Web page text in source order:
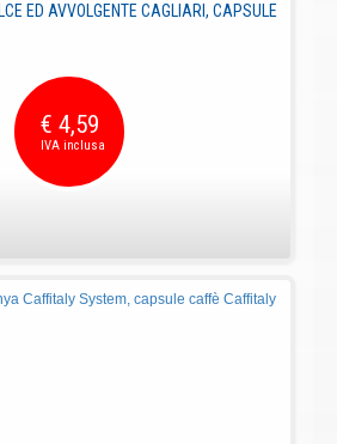
ED AVVOLGENTE CAGLIARI, CAPSULE
€ 4,59